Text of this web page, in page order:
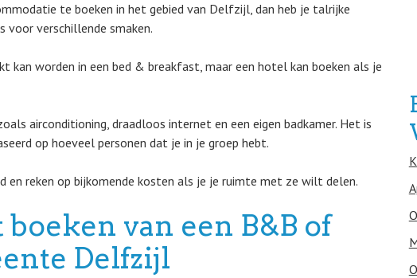
te boeken in het gebied van Delfzijl, dan heb je talrijke
verschillende smaken.
kan worden in een bed & breakfast, maar een hotel kan boeken als je
airconditioning, draadloos internet en een eigen badkamer. Het is
op hoeveel personen dat je in je groep hebt.
en reken op bijkomende kosten als je je ruimte met ze wilt delen.
van een B&B of
Delfzijl